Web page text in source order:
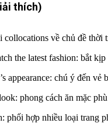
thích)
về chủ đề thời
the latest fashion: bắt
appearance: chú ý đến
phong cách ăn mặc
phối hợp nhiều loại trang